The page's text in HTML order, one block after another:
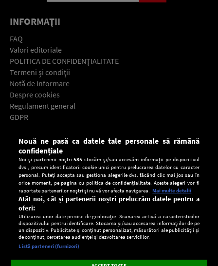
INFORMAŢII
FAQ
Valori editoriale
POLITICA DE CONFIDENŢIALITATE
Termeni şi condiţii
Notă de Informare
Despre cookies
Regulament general
GDPR
Descarcă gratuit aplicaţia Europa FM pentru smartphone:
Setări:
Dark
Radio live, podcasturi, știri și alerte
Nouă ne pasă ca datele tale personale să rămână
confidențiale
Noi și partenerii noștri585 stocăm și/sau accesăm informații pe dispozitivul
dvs., precum identificatorii cookie unici pentru prelucrarea datelor cu caracter
personal. Puteți accepta sau gestiona alegerile dvs. făcând clic mai jos sau în
orice moment, pe pagina cu politica de confidențialitate. Aceste alegeri vor fi
raportate partenerilor noștri și nu vă vor afecta navigarea. Mai multe detalii
Atât noi, cât și partenerii noștri prelucrăm datele pentru a
oferi:
Utilizarea unor date precise de geolocație. Scanarea activă a caracteristicilor
dispozitivului pentru identificare. Stocarea și/sau accesarea informațiilor de pe
un dispozitiv. Publicitate și conținut personalizat, măsurători ale publicității și
de conținut, cercetarea audienței și dezvoltarea serviciilor.
Listă parteneri (furnizori)